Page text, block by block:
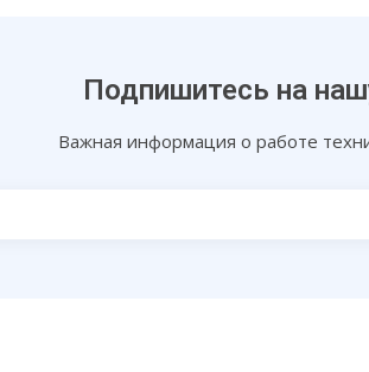
Подпишитесь на
Важная информация о работе